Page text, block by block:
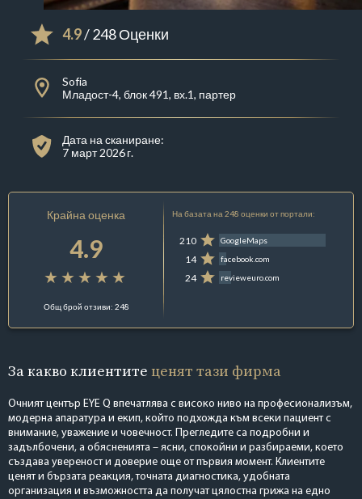
4.9/ 248 Оценки
Sofia
Младост-4, блок 491, вх.1, партер
Дата на сканиране:
7 март 2026 г.
Крайна оценка
4.9
Общ брой отзиви: 248
На базата на 248 оценки от портали:
210 GoogleMaps
14 facebook.com
24 revieweuro.com
За какво клиентите ценят тази фирма
Очният център EYE Q впечатлява с високо ниво на професионализъм,
модерна апаратура и екип, който подхожда към всеки пациент с
внимание, уважение и човечност. Прегледите са подробни и
задълбочени, а обясненията – ясни, спокойни и разбираеми, което
създава увереност и доверие още от първия момент. Клиентите
ценят и бързата реакция, точната диагностика, удобната
организация и възможността да получат цялостна грижа на едно